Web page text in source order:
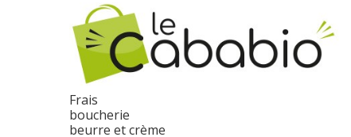
Frais
boucherie
beurre et crème